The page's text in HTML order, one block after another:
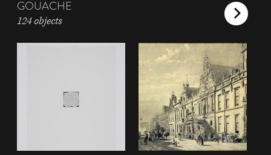
GOUACHE
124 objects